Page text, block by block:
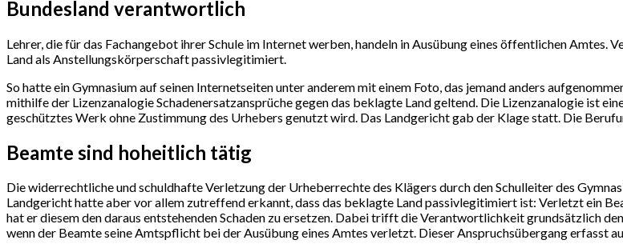
Bundesland verantwortlich
Lehrer, die für das Fachangebot ihrer Schule im Internet werben, handeln in Ausübung eines öffentlichen
Land als Anstellungskörperschaft passivlegitimiert.
So hatte ein Gymnasium auf seinen Internetseiten unter anderem mit einem Foto, das jemand anders
mithilfe der Lizenzanalogie Schadenersatzansprüche gegen das beklagte Land geltend. Die Lizenzanalogie ist
geschütztes Werk ohne Zustimmung des Urhebers genutzt wird. Das Landgericht gab der Klage statt. Die
Beamte sind hoheitlich tätig
Die widerrechtliche und schuldhafte Verletzung der Urheberrechte des Klägers durch den Schulleiter des
Landgericht hatte aber vor allem zutreffend erkannt, dass das beklagte Land passivlegitimiert ist: Verletzt ein
hat er diesem den daraus entstehenden Schaden zu ersetzen. Dabei trifft die Verantwortlichkeit grundsätzlich
wenn der Beamte seine Amtspflicht bei der Ausübung eines Amtes verletzt. Dieser Anspruchsübergang erfasst